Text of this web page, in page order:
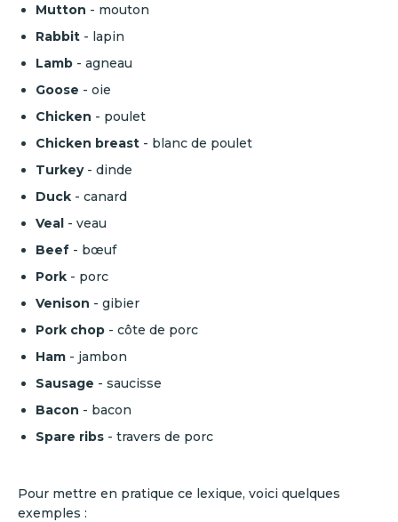
Mutton - mouton
Rabbit - lapin
Lamb - agneau
Goose - oie
Chicken - poulet
Chicken breast - blanc de poulet
Turkey - dinde
Duck - canard
Veal - veau
Beef - bœuf
Pork - porc
Venison - gibier
Pork chop - côte de porc
Ham - jambon
Sausage - saucisse
Bacon - bacon
Spare ribs - travers de porc
Pour mettre en pratique ce lexique, voici quelques
exemples :